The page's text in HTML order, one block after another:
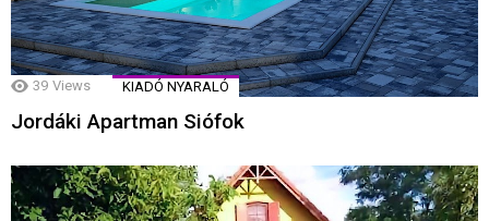
39 Views KIADÓ NYARALÓ
Jordáki Apartman Siófok